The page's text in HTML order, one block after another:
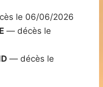
le 06/06/2026
— décès le
— décès le